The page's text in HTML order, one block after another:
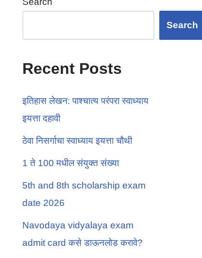
Search
Recent Posts
इतिहास लेखन: पाश्चात्य परंपरा स्वाध्याय
इयत्ता दहावी
ठेवा निसर्गाचा स्वाध्याय इयत्ता चौथी
1 ते 100 मधील संयुक्त संख्या
5th and 8th scholarship exam
date 2026
Navodaya vidyalaya exam
admit card कसे डाऊनलोड करावे?